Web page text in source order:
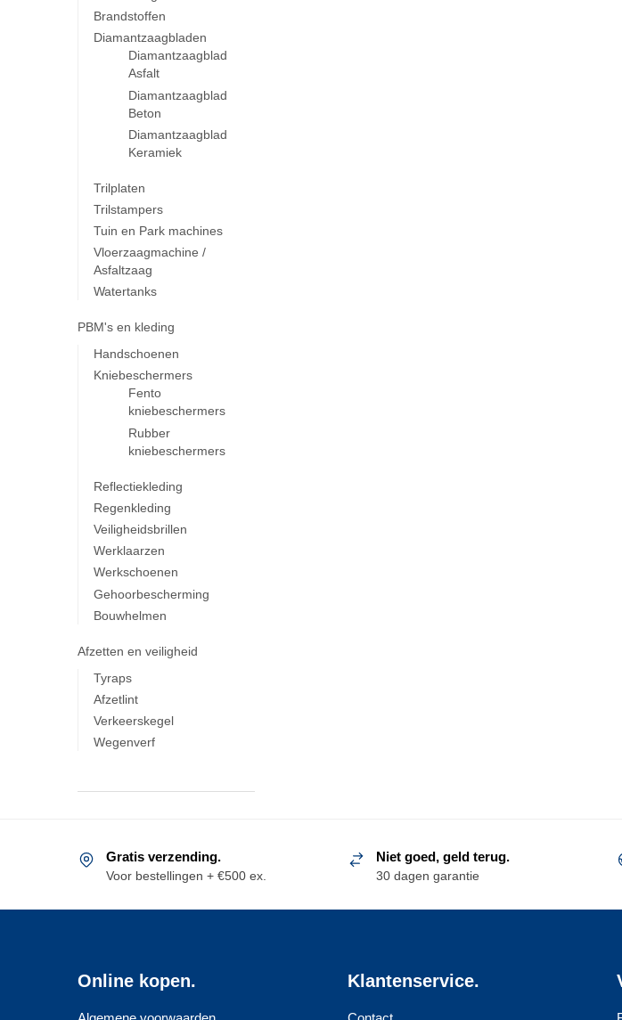
Brandstoffen
Diamantzaagbladen
Diamantzaagblad
Asfalt
Diamantzaagblad
Beton
Diamantzaagblad
Keramiek
Trilplaten
Trilstampers
Tuin en Park machines
Vloerzaagmachine /
Asfaltzaag
Watertanks
PBM's en kleding
Handschoenen
Kniebeschermers
Fento
kniebeschermers
Rubber
kniebeschermers
Reflectiekleding
Regenkleding
Veiligheidsbrillen
Werklaarzen
Werkschoenen
Gehoorbescherming
Bouwhelmen
Afzetten en veiligheid
Tyraps
Afzetlint
Verkeerskegel
Wegenverf
Gratis verzending.
Voor bestellingen + €500 ex.
Niet goed, geld terug.
30 dagen garantie
Online kopen. Klantenservice.